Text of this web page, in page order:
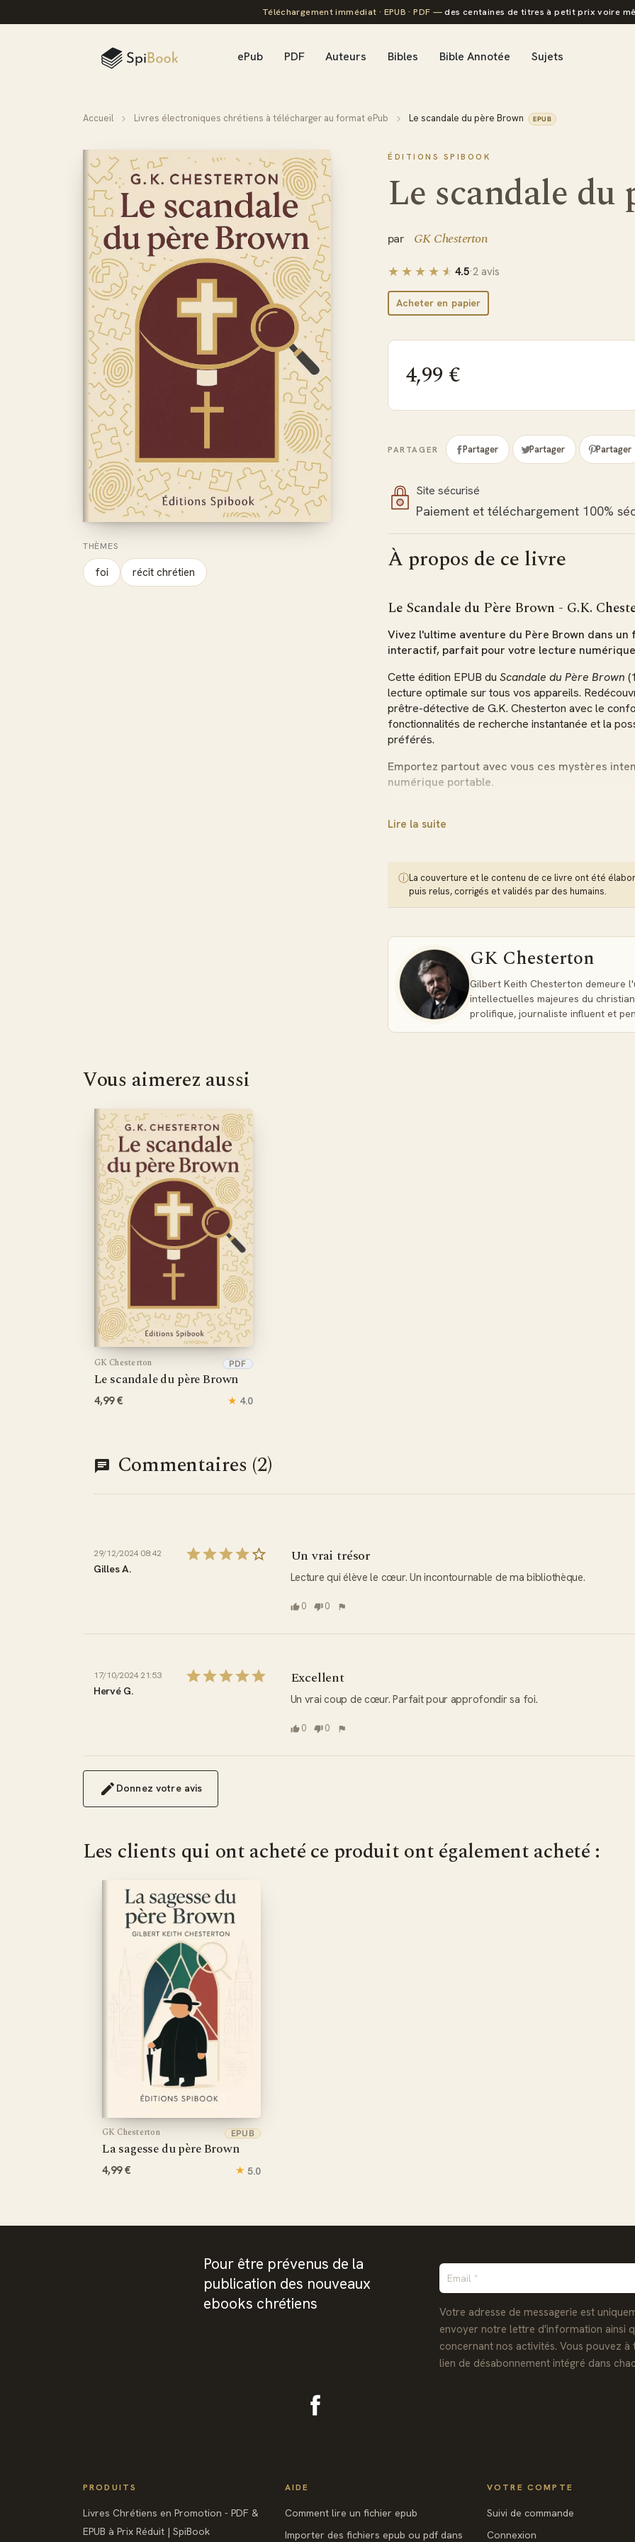
Téléchargement immédiat · EPUB · PDF —des centaines de titres à petit prix voire
ePub PDF Auteurs Bibles Bible Annotée Sujets
Accueil Livres électroniques chrétiens à télécharger au format ePub Le scandale du père Brown EPUB
THÈMES
foi récit chrétien
ÉDITIONS SPIBOOK
Le scandale du
GK Chesterton
4.5·2 avis
Acheter en papier
4,99 €
PARTAGER Partager Partager Partager
Site sécurisé
Paiement et téléchargement 100%
À propos de ce livre
Le Scandale du Père Brown - G.K.
Vivez l'ultime aventure du Père Brown dans un
interactif, parfait pour votre lecture
Cette édition EPUB du Scandale du Père Brown
lecture optimale sur tous vos appareils.
prêtre-détective de G.K. Chesterton avec le
fonctionnalités de recherche instantanée et la
préférés.
Emportez partout avec vous ces mystères
numérique portable.
Format EPUB : La lecture intelligente et
entre vos appareils pour reprendre votre lecture
Navigation intuitive entre les chapitres et
Dans ce recueil final, Chesterton déploie tout
psychologique. Chaque nouvelle présente un
Père Brown résout grâce à sa compréhension
sagesse spirituelle unique.
Lire la suite
ⓘLa couverture et le contenu de ce livre ont été
puis relus, corrigés et validés par des humains.
GK Chesterton
Gilbert Keith Chesterton demeure
intellectuelles majeures du
prolifique, journaliste influent et
Vous aimerez aussi
GK Chesterton
Le scandale du père Brown
PDF
4,99 € ★ 4.0
Commentaires (2)
29/12/2024 08:42
Gilles A.
Un vrai trésor
Lecture qui élève le cœur. Un incontournable de ma bibliothèque.
0 0
17/10/2024 21:53
Hervé G.
Excellent
Un vrai coup de cœur. Parfait pour approfondir sa foi.
0 0
Donnez votre avis
Les clients qui ont acheté ce produit ont également acheté :
GK Chesterton
La sagesse du père Brown
EPUB
4,99 € ★ 5.0
Pour être prévenus de la
publication des nouveaux
ebooks chrétiens
Votre adresse de messagerie est
envoyer notre lettre d'information ainsi
concernant nos activités. Vous pouvez
lien de désabonnement intégré dans
PRODUITS
Livres Chrétiens en Promotion - PDF &
EPUB à Prix Réduit | SpiBook
AIDE
Comment lire un fichier epub
Importer des fichiers epub ou pdf dans
VOTRE COMPTE
Suivi de commande
Connexion